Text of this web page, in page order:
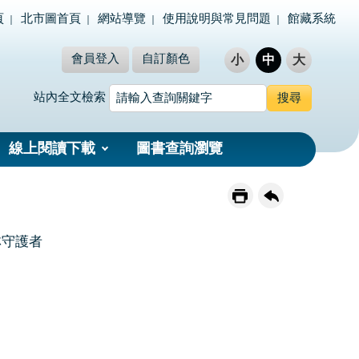
北市圖首頁 網站導覽 使用說明與常見問題 館藏系統
會員登入 自訂顏色 小 中 大
站內全文檢索
線上閱讀下載 圖書查詢瀏覽
護者